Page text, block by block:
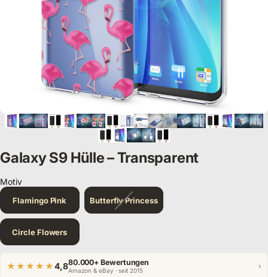
Galaxy S9 Hülle – Transparent
Motiv
Motiv
Flamingo Pink Butterfly Princess
Circle Flowers
★★★★★4,880.000+ Bewertungen
Amazon & eBay · seit 2015 ›